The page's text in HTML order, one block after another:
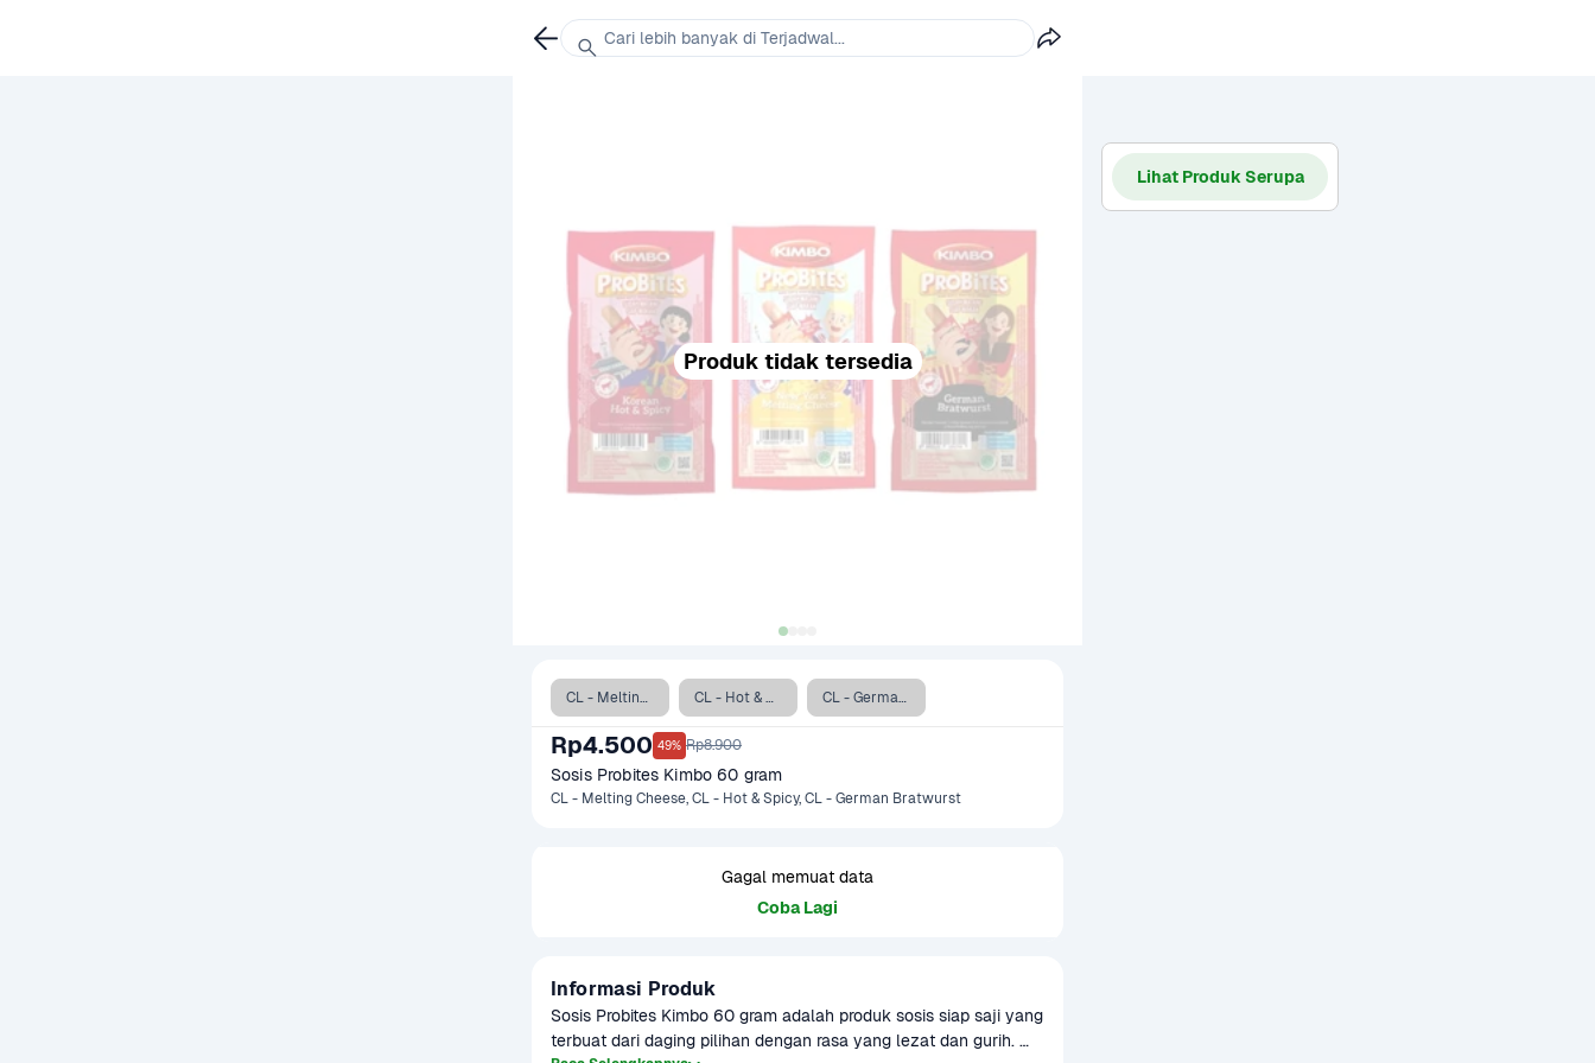
Produk tidak tersedia
CL - Melting Cheese CL - Hot & Spicy CL - German Bratwurst
Rp4.500 49% Rp8.900
Sosis Probites Kimbo 60 gram
CL - Melting Cheese, CL - Hot & Spicy, CL - German Bratwurst
Gagal memuat data
Coba Lagi
Informasi Produk
Sosis Probites Kimbo 60 gram adalah produk sosis siap saji yang
terbuat dari daging pilihan dengan rasa yang lezat dan gurih.
Lihat Produk Serupa
Cari lebih banyak di Terjadwal...